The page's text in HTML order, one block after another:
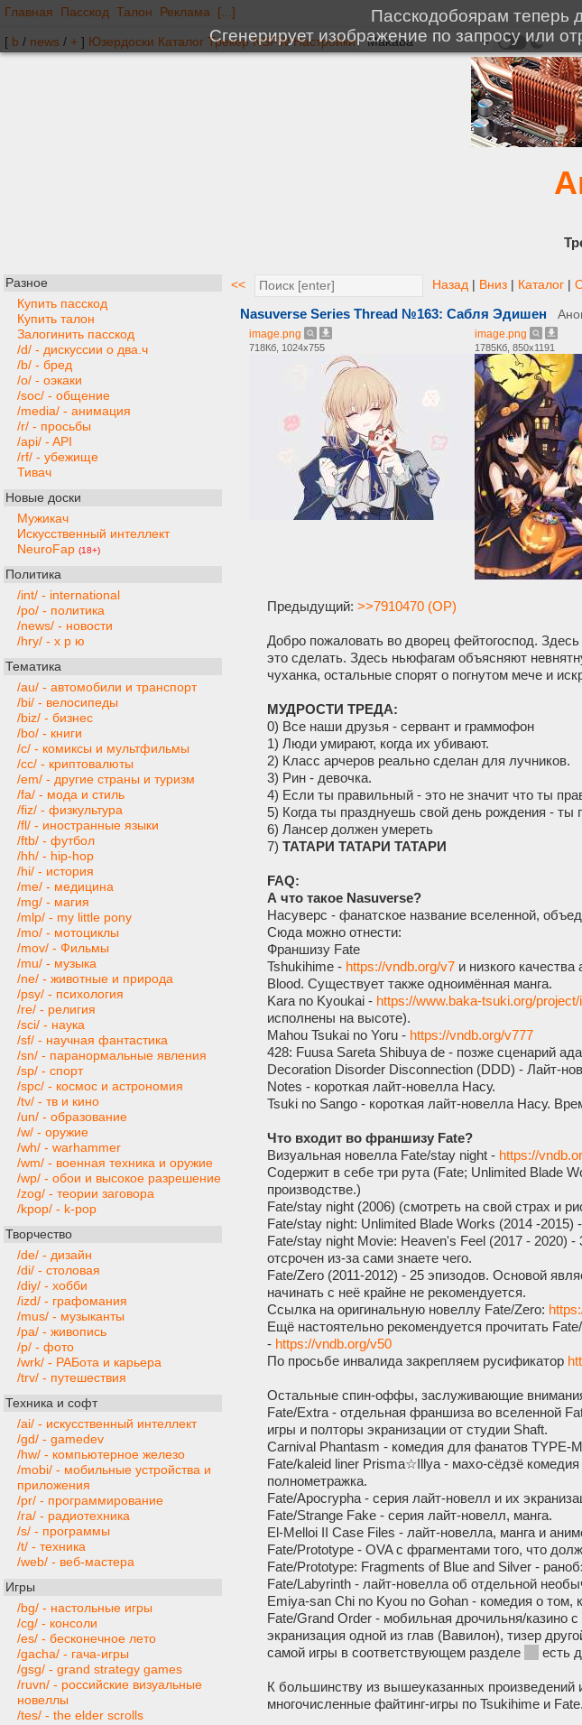
Главная Пасскод Талон Реклама [...]
[ b / news / + ] Юзердоски Каталог Трекер NSFW Настройки
Разное
Купить пасскод
Купить талон
Залогинить пасскод
/d/ - дискуссии о два.ч
/b/ - бред
/o/ - оэкаки
/soc/ - общение
/media/ - анимация
/r/ - просьбы
/api/ - API
/rf/ - убежище
Тивач
Новые доски
Мужикач
Искусственный интеллект
NeuroFap (18+)
Политика
/int/ - international
/po/ - политика
/news/ - новости
/hry/ - х р ю
Тематика
/au/ - автомобили и транспорт
/bi/ - велосипеды
/biz/ - бизнес
/bo/ - книги
/c/ - комиксы и мультфильмы
/cc/ - криптовалюты
/em/ - другие страны и туризм
/fa/ - мода и стиль
/fiz/ - физкультура
/fl/ - иностранные языки
/ftb/ - футбол
/hh/ - hip-hop
/hi/ - история
/me/ - медицина
/mg/ - магия
/mlp/ - my little pony
/mo/ - мотоциклы
/mov/ - Фильмы
/mu/ - музыка
/ne/ - животные и природа
/psy/ - психология
/re/ - религия
/sci/ - наука
/sf/ - научная фантастика
/sn/ - паранормальные явления
/sp/ - спорт
/spc/ - космос и астрономия
/tv/ - тв и кино
/un/ - образование
/w/ - оружие
/wh/ - warhammer
/wm/ - военная техника и оружие
/wp/ - обои и высокое разрешение
/zog/ - теории заговора
/kpop/ - k-pop
Творчество
/de/ - дизайн
/di/ - столовая
/diy/ - хобби
/izd/ - графомания
/mus/ - музыканты
/pa/ - живопись
/p/ - фото
/wrk/ - РАБота и карьера
/trv/ - путешествия
Техника и софт
/ai/ - искусственный интеллект
/gd/ - gamedev
/hw/ - компьютерное железо
/mobi/ - мобильные устройства и
приложения
/pr/ - программирование
/ra/ - радиотехника
/s/ - программы
/t/ - техника
/web/ - веб-мастера
Игры
/bg/ - настольные игры
/cg/ - консоли
/es/ - бесконечное лето
/gacha/ - гача-игры
/gsg/ - grand strategy games
/ruvn/ - российские визуальные
новеллы
/tes/ - the elder scrolls
<< Назад Вниз Каталог
Nasuverse Series Thread №163: Сабля Эдишен
image.png
718Кб, 1024x755
image.png
1785Кб, 850x1191
Предыдущий: >>7910470 (OP)
Добро пожаловать во дворец фейтогоспод.
это сделать. Здесь ньюфагам объясняют
чуханка, остальные спорят о погнутом мече и
МУДРОСТИ ТРЕДА:
0) Все наши друзья - сервант и граммофон
1) Люди умирают, когда их убивают.
2) Класс арчеров реально сделан для лучников.
3) Рин - девочка.
4) Если ты правильный - это не значит что ты
5) Когда ты празднуешь свой день рождения - ты
6) Лансер должен умереть
7) ТАТАРИ ТАТАРИ ТАТАРИ
FAQ:
А что такое Nasuverse?
Насуверс - фанатское название вселенной,
Сюда можно отнести:
Франшизу Fate
Tshukihime - https://vndb.org/v7 и низкого
Blood. Существует также одноимённая манга.
Kara no Kyoukai - https://www.baka-tsuki.org/
исполнены на высоте).
Mahou Tsukai no Yoru - https://vndb.org/v777
428: Fuusa Sareta Shibuya de - позже сценарий
Decoration Disorder Disconnection (DDD) - Лайт-
Notes - короткая лайт-новелла Насу.
Tsuki no Sango - короткая лайт-новелла Насу.
Что входит во франшизу Fate?
Визуальная новелла Fate/stay night - https://
Содержит в себе три рута (Fate; Unlimited Blade
производстве.)
Fate/stay night (2006) (смотреть на свой страх и
Fate/stay night: Unlimited Blade Works (2014 -2015)
Fate/stay night Movie: Heaven's Feel (2017 -
отсрочен из-за сами знаете чего.
Fate/Zero (2011-2012) - 25 эпизодов. Основой
начинать с неё крайне не рекомендуется.
Ссылка на оригинальную новеллу Fate/Zero:
Ещё настоятельно рекомендуется прочитать
- https://vndb.org/v50
По просьбе инвалида закрепляем русификатор
Остальные спин-оффы, заслуживающие
Fate/Extra - отдельная франшиза во вселенной
игры и полторы экранизации от студии Shaft.
Carnival Phantasm - комедия для фанатов TYPE-
Fate/kaleid liner Prisma☆Illya - махо-сёдзё
полнометражка.
Fate/Apocrypha - серия лайт-новелл и их
Fate/Strange Fake - серия лайт-новелл, манга.
El-Melloi II Case Files - лайт-новелла, манга и
Fate/Prototype - OVA с фрагментами того, что
Fate/Prototype: Fragments of Blue and Silver -
Fate/Labyrinth - лайт-новелла об отдельной
Emiya-san Chi no Kyou no Gohan - комедия о
Fate/Grand Order - мобильная дрочильня/казино
экранизация одной из глав (Вавилон), тизер
самой игры в соответствующем разделе
есть
К большинству из вышеуказанных
многочисленные файтинг-игры по Tsukihime и Fate.